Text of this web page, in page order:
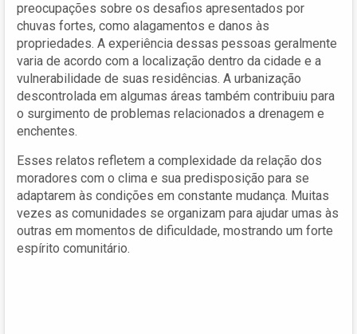
preocupações sobre os desafios apresentados por
chuvas fortes, como alagamentos e danos às
propriedades. A experiência dessas pessoas geralmente
varia de acordo com a localização dentro da cidade e a
vulnerabilidade de suas residências. A urbanização
descontrolada em algumas áreas também contribuiu para
o surgimento de problemas relacionados a drenagem e
enchentes.
Esses relatos refletem a complexidade da relação dos
moradores com o clima e sua predisposição para se
adaptarem às condições em constante mudança. Muitas
vezes as comunidades se organizam para ajudar umas às
outras em momentos de dificuldade, mostrando um forte
espírito comunitário.